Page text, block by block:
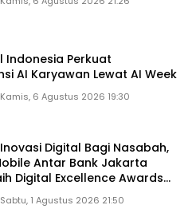
Indonesia Perkuat
AI Karyawan Lewat AI Week
Kamis, 6 Agustus 2026 19:30
Digital Bagi Nasabah,
Antar Bank Jakarta
Digital Excellence Awards
Sabtu, 1 Agustus 2026 21:50